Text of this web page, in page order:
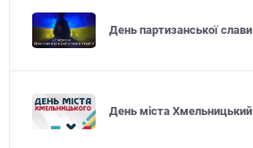
День партизанської слави
День міста Хмельницький